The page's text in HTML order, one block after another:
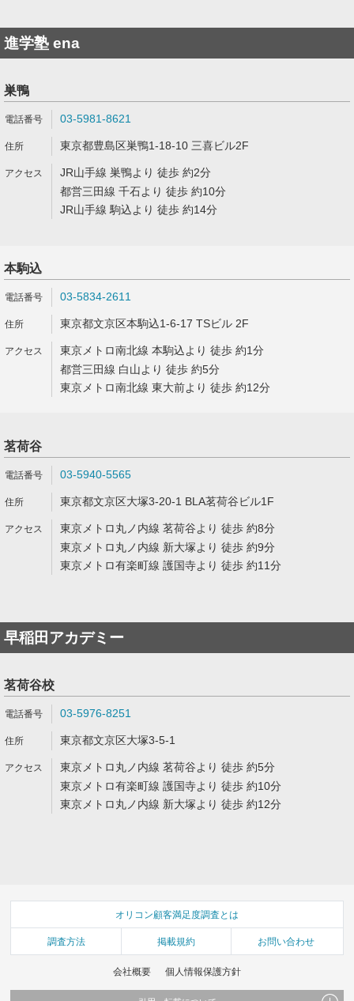
進学塾 ena
巣鴨
03-5981-8621
東京都豊島区巣鴨1-18-10 三喜ビル2F
JR山手線 巣鴨より 徒歩 約2分
都営三田線 千石より 徒歩 約10分
JR山手線 駒込より 徒歩 約14分
本駒込
03-5834-2611
東京都文京区本駒込1-6-17 TSビル 2F
東京メトロ南北線 本駒込より 徒歩 約1分
都営三田線 白山より 徒歩 約5分
東京メトロ南北線 東大前より 徒歩 約12分
茗荷谷
03-5940-5565
東京都文京区大塚3-20-1 BLA茗荷谷ビル1F
東京メトロ丸ノ内線 茗荷谷より 徒歩 約8分
東京メトロ丸ノ内線 新大塚より 徒歩 約9分
東京メトロ有楽町線 護国寺より 徒歩 約11分
早稲田アカデミー
茗荷谷校
03-5976-8251
東京都文京区大塚3-5-1
東京メトロ丸ノ内線 茗荷谷より 徒歩 約5分
東京メトロ有楽町線 護国寺より 徒歩 約10分
東京メトロ丸ノ内線 新大塚より 徒歩 約12分
オリコン顧客満足度調査とは
調査方法 掲載規約 お問い合わせ
会社概要 個人情報保護方針